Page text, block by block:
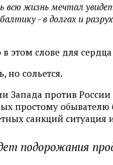
всю жизнь мечтал
- в долгах и
этом слове для сердца
но сольется.
Запада против
простому
санкций ситуация
подорожания